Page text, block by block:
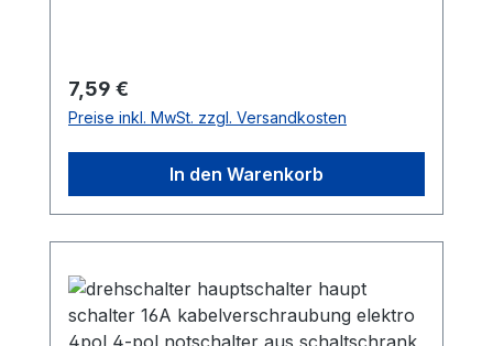
Sicherheitsschlösser mit Griff Material:
Kunststoff Farbe: Schwarz Universell:
Passend für alle ARLI
Schaltschrankgrößen Hinweis: Die
abschließende Prüfung auf korrekte
Montage und Dichtigkeit muss durch den
Regulärer Preis:
7,59 €
Preise inkl. MwSt. zzgl. Versandkosten
In den Warenkorb